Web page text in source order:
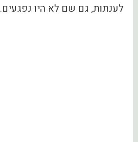
לענתות, גם שם לא היו נפגעים.